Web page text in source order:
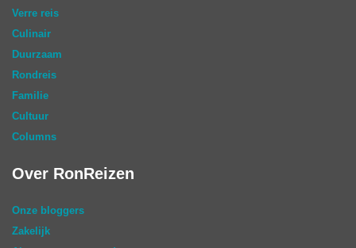
Verre reis
Culinair
Duurzaam
Rondreis
Familie
Cultuur
Columns
Over RonReizen
Onze bloggers
Zakelijk